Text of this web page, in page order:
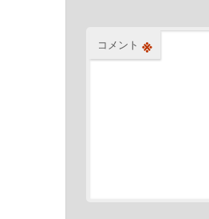
コメント ※